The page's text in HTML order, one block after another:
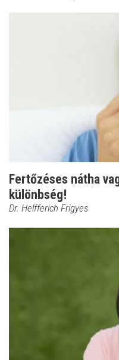
Fertőzéses nátha
különbség!
Dr. Helfferich Frigyes